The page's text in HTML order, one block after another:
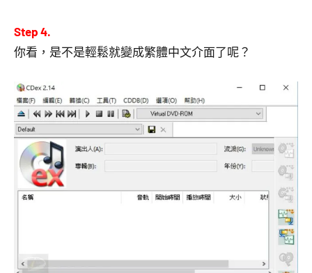
Step 4.
你看，是不是輕鬆就變成繁體中文介面了呢？